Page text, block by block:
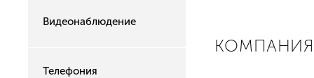
Видеонаблюдение
Телефония
КОМПАНИЯ